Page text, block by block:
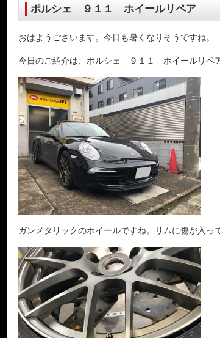
ポルシェ ９１１ ホイールリペア
おはようございます。今日も暑くなりそうですね。
今日のご紹介は、ポルシェ ９１１ ホイールリペア
ガンメタリックのホイールですね。リムに傷が入っ